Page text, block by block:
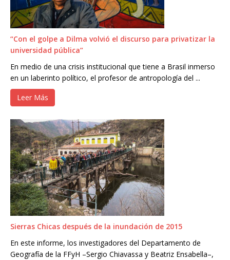
“Con el golpe a Dilma volvió el discurso para privatizar la
universidad pública”
En medio de una crisis institucional que tiene a Brasil inmerso
en un laberinto político, el profesor de antropología del ...
Leer Más
Sierras Chicas después de la inundación de 2015
En este informe, los investigadores del Departamento de
Geografía de la FFyH –Sergio Chiavassa y Beatriz Ensabella–,